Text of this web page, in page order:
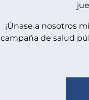
¡Únase a nosotros
campaña de salud